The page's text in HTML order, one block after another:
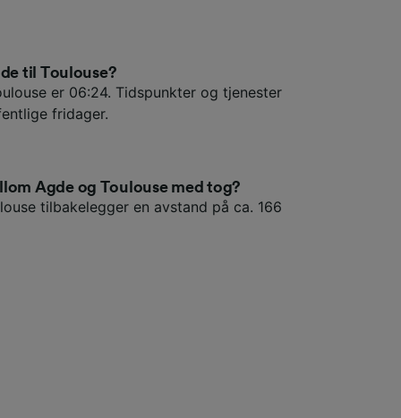
til Toulouse?
er 06:24. Tidspunkter og tjenester
fridager.
Agde og Toulouse med tog?
tilbakelegger en avstand på ca. 166